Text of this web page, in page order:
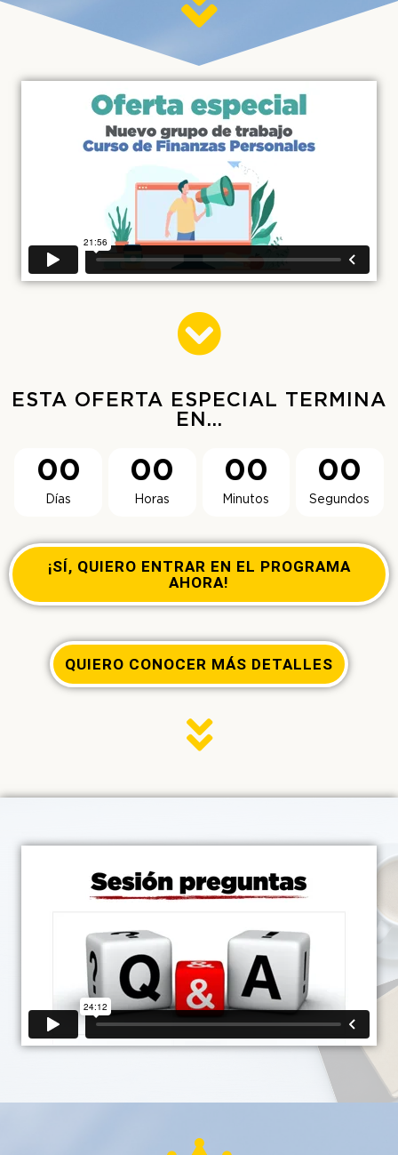
ESTA OFERTA ESPECIAL TERMINA
EN...
00
Días
00
Horas
00
Minutos
00
Segundos
¡SÍ, QUIERO ENTRAR EN EL PROGRAMA
AHORA!
QUIERO CONOCER MÁS DETALLES